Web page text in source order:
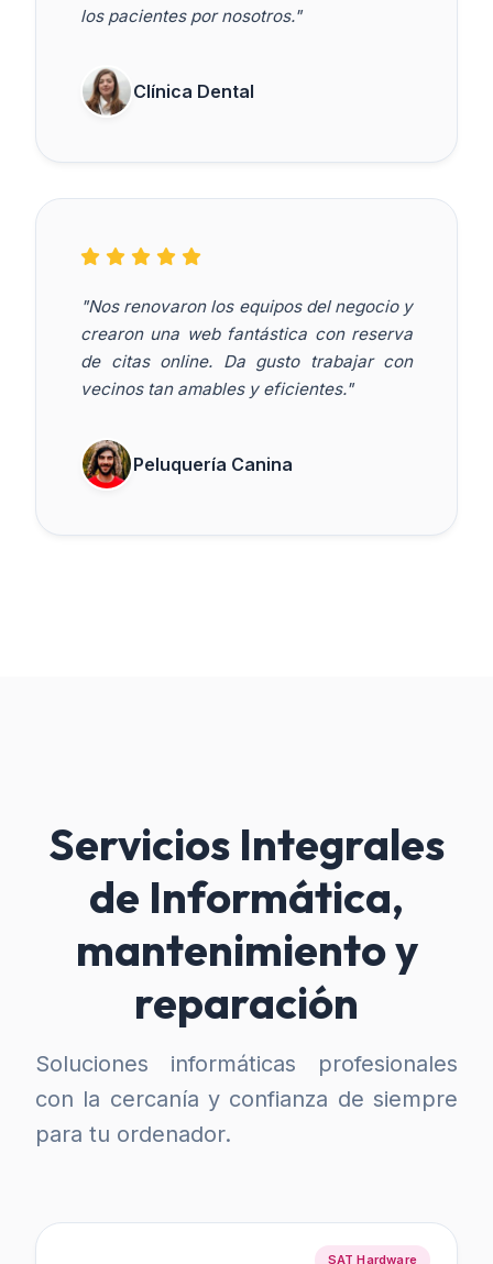
los pacientes por nosotros."
Clínica Dental
"Nos renovaron los equipos del negocio y
crearon una web fantástica con reserva
de citas online. Da gusto trabajar con
vecinos tan amables y eficientes."
Peluquería Canina
Servicios Integrales
de Informática,
mantenimiento y
reparación
Soluciones informáticas profesionales
con la cercanía y confianza de siempre
para tu ordenador.
SAT Hardware